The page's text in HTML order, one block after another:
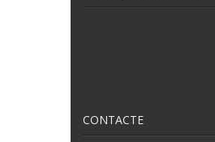
CONTACTE